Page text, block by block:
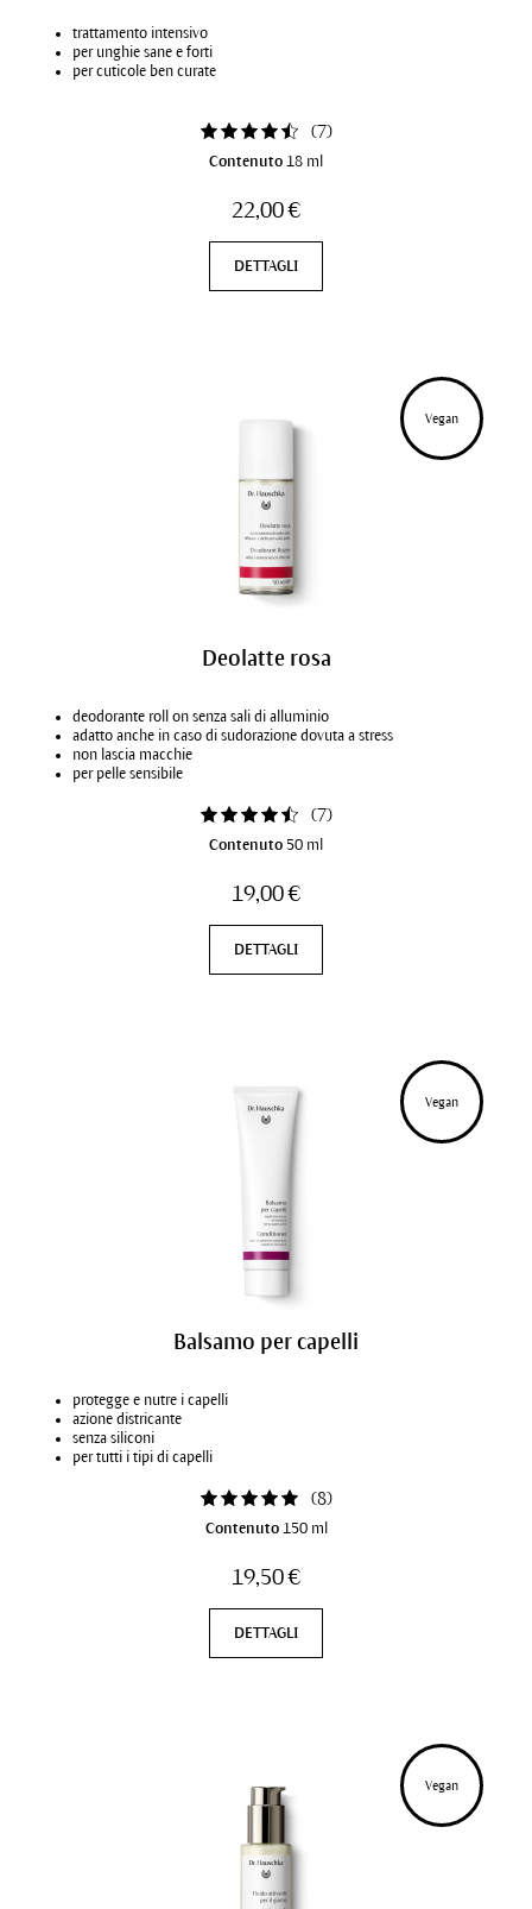
trattamento intensivo
per unghie sane e forti
per cuticole ben curate
(7)
Contenuto 18 ml
22,00 €
DETTAGLI
Vegan
Deolatte rosa
deodorante roll on senza sali di alluminio
adatto anche in caso di sudorazione dovuta a stress
non lascia macchie
per pelle sensibile
(7)
Contenuto 50 ml
19,00 €
DETTAGLI
Vegan
Balsamo per capelli
protegge e nutre i capelli
azione districante
senza siliconi
per tutti i tipi di capelli
(8)
Contenuto 150 ml
19,50 €
DETTAGLI
Vegan